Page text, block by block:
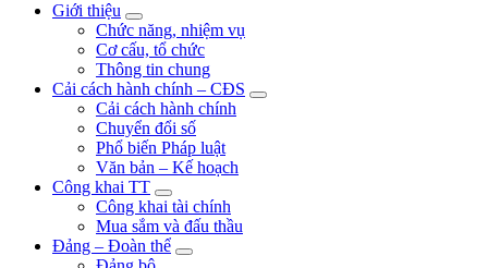
Giới thiệu
Chức năng, nhiệm vụ
Cơ cấu, tổ chức
Thông tin chung
Cải cách hành chính – CĐS
Cải cách hành chính
Chuyển đổi số
Phổ biến Pháp luật
Văn bản – Kế hoạch
Công khai TT
Công khai tài chính
Mua sắm và đấu thầu
Đảng – Đoàn thể